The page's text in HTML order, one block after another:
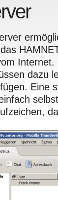
dazu
Eine